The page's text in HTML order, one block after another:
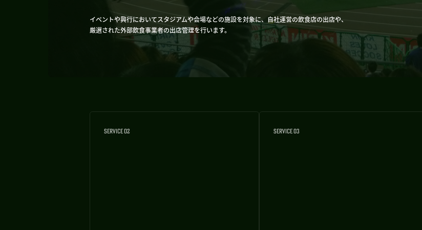
イベントや興行においてスタジアムや会場などの施設を対象に、自社運営の飲食店の出店や、
厳選された外部飲食事業者の出店管理を行います。
SERVICE 02 SERVICE 03